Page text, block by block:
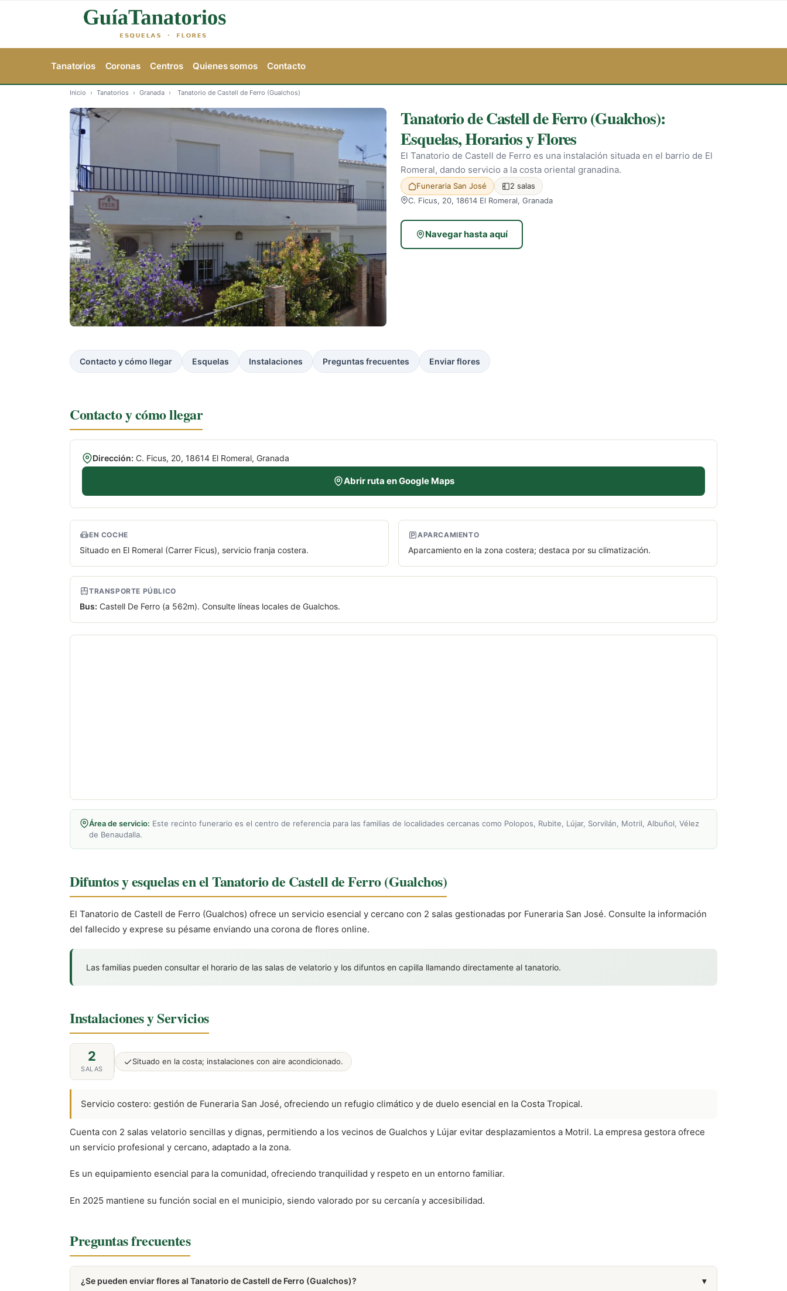
Tanatorios Coronas Centros Quienes somos Contacto
Inicio › Tanatorios › Granada › Tanatorio de Castell de Ferro (Gualchos)
Tanatorio de Castell de Ferro (Gualchos):
Esquelas, Horarios y Flores
El Tanatorio de Castell de Ferro es una instalación situada en el barrio de El
Romeral, dando servicio a la costa oriental granadina.
Funeraria San José
2 salas
C. Ficus, 20, 18614 El Romeral, Granada
Navegar hasta aquí
Contacto y cómo llegar Esquelas Instalaciones Preguntas frecuentes Enviar flores
Contacto y cómo llegar
Dirección: C. Ficus, 20, 18614 El Romeral, Granada
Abrir ruta en Google Maps
EN COCHE
Situado en El Romeral (Carrer Ficus), servicio franja costera.
APARCAMIENTO
Aparcamiento en la zona costera; destaca por su climatización.
TRANSPORTE PÚBLICO
Bus: Castell De Ferro (a 562m). Consulte líneas locales de Gualchos.
Área de servicio: Este recinto funerario es el centro de referencia para las familias de localidades cercanas como Polopos, Rubite, Lújar, Sorvilán, Motril, Albuñol, Vélez
de Benaudalla.
Difuntos y esquelas en el Tanatorio de Castell de Ferro (Gualchos)
El Tanatorio de Castell de Ferro (Gualchos) ofrece un servicio esencial y cercano con 2 salas gestionadas por Funeraria San José. Consulte la información
del fallecido y exprese su pésame enviando una corona de flores online.
Las familias pueden consultar el horario de las salas de velatorio y los difuntos en capilla llamando directamente al tanatorio.
Instalaciones y Servicios
2
SALAS
Situado en la costa; instalaciones con aire acondicionado.
Servicio costero: gestión de Funeraria San José, ofreciendo un refugio climático y de duelo esencial en la Costa Tropical.
Cuenta con 2 salas velatorio sencillas y dignas, permitiendo a los vecinos de Gualchos y Lújar evitar desplazamientos a Motril. La empresa gestora ofrece
un servicio profesional y cercano, adaptado a la zona.
Es un equipamiento esencial para la comunidad, ofreciendo tranquilidad y respeto en un entorno familiar.
En 2025 mantiene su función social en el municipio, siendo valorado por su cercanía y accesibilidad.
Preguntas frecuentes
¿Se pueden enviar flores al Tanatorio de Castell de Ferro (Gualchos)? ▾